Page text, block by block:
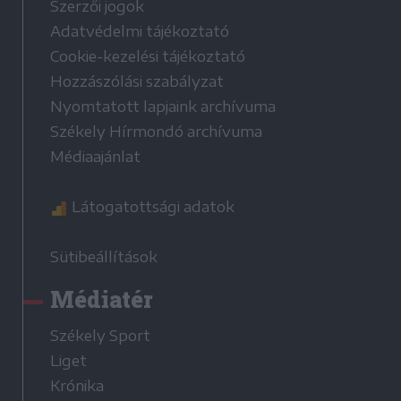
Szerzői jogok
Adatvédelmi tájékoztató
Cookie-kezelési tájékoztató
Hozzászólási szabályzat
Nyomtatott lapjaink archívuma
Székely Hírmondó archívuma
Médiaajánlat
Látogatottsági adatok
Sütibeállítások
Médiatér
Székely Sport
Liget
Krónika